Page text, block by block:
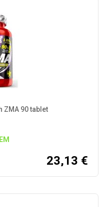
ZMA 90 tablet
23,13 €